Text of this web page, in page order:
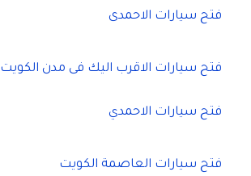
فتح سيارات الاحمدى
فتح سيارات الاقرب اليك فى مدن الكويت
فتح سيارات الاحمدي
فتح سيارات العاصمة الكويت